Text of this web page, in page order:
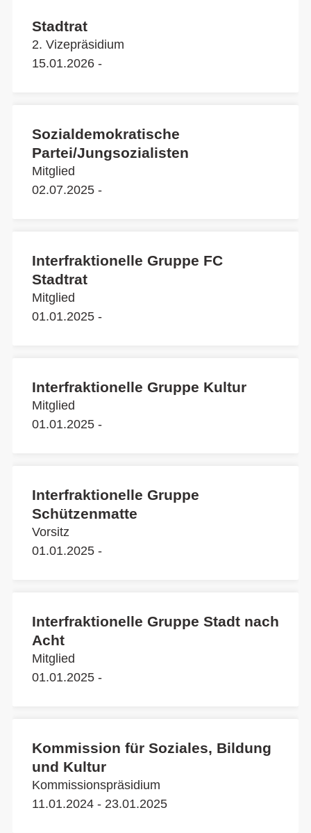
Stadtrat
2. Vizepräsidium
15.01.2026 -
Sozialdemokratische
Partei/Jungsozialisten
Mitglied
02.07.2025 -
Interfraktionelle Gruppe FC
Stadtrat
Mitglied
01.01.2025 -
Interfraktionelle Gruppe Kultur
Mitglied
01.01.2025 -
Interfraktionelle Gruppe
Schützenmatte
Vorsitz
01.01.2025 -
Interfraktionelle Gruppe Stadt nach
Acht
Mitglied
01.01.2025 -
Kommission für Soziales, Bildung
und Kultur
Kommissionspräsidium
11.01.2024 - 23.01.2025